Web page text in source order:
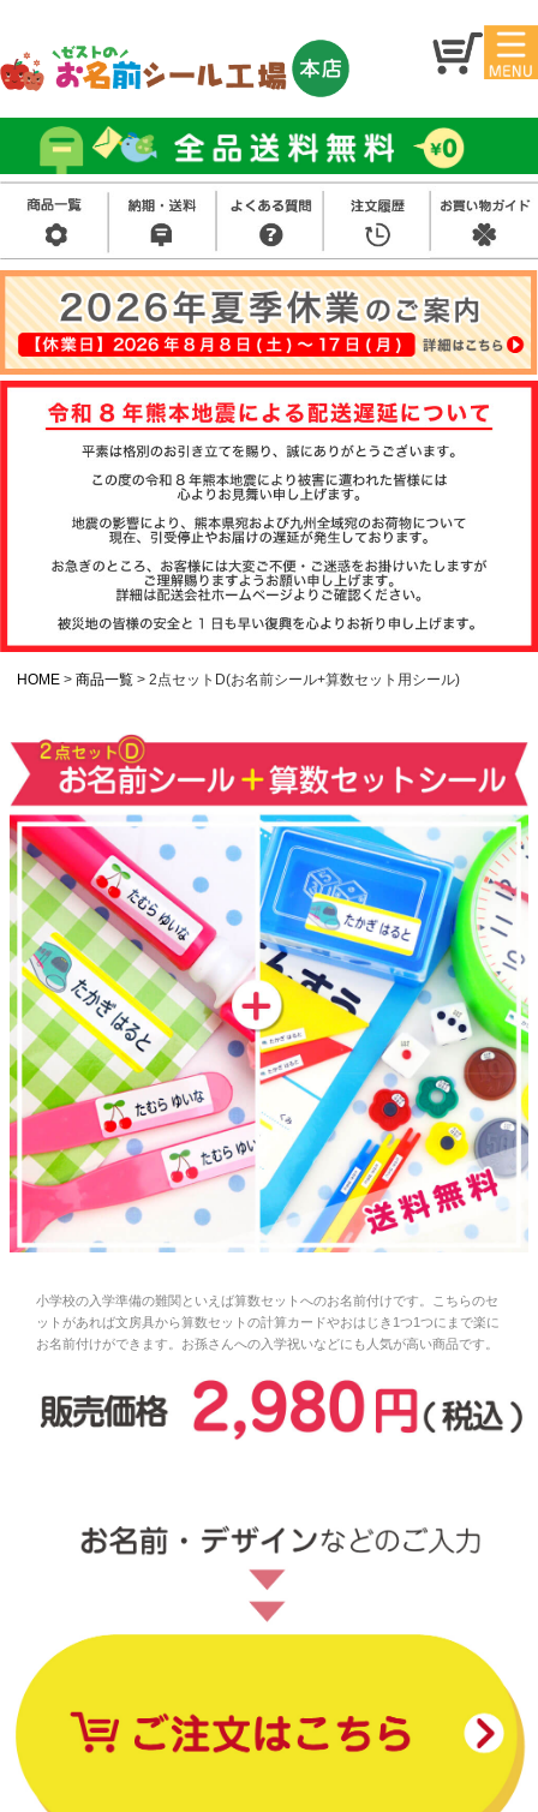
マイ
ジ
お名
前シ
ール
アイ
ロン
シー
ル
お買
い得
セッ
ト
スタ
ンプ
その
他
注文履歴
て
納期・発送方法
について
よくある質問
商品ガイド
会社概要
お問い合わせ
お客様へのお知
らせ
HOME 商品一覧 2点セットD(お名前シール+算数セット用シール)
小学校の入学準備の難関といえば算数セットへのお名前付けです。こちらのセ
ットがあれば文房具から算数セットの計算カードやおはじき1つ1つにまで楽に
お名前付けができます。お孫さんへの入学祝いなどにも人気が高い商品です。